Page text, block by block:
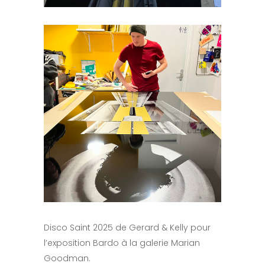
Disco Saint 2025 de Gerard & Kelly pour
l’exposition Bardo à la galerie Marian
Goodman.